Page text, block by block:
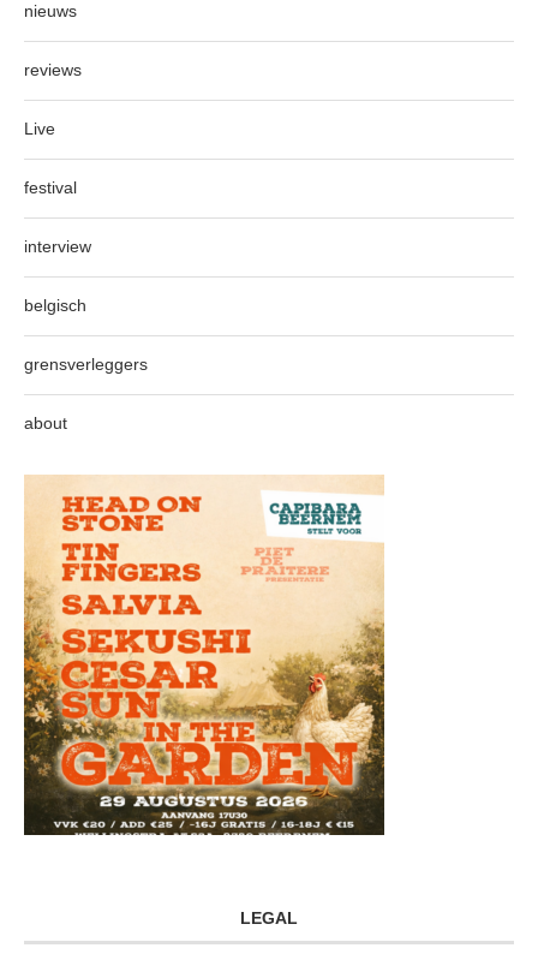
nieuws
reviews
Live
festival
interview
belgisch
grensverleggers
about
LEGAL